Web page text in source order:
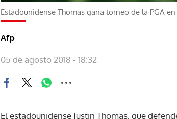
Estadounidense Thomas gana torneo de la PGA
Afp
05 de agosto 2018 - 18:32
El estadounidense Justin Thomas, que